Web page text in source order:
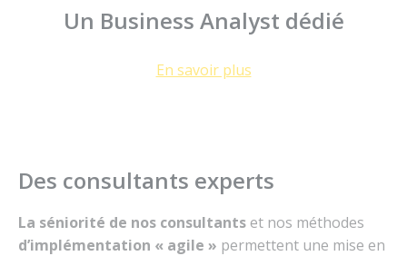
Un Business Analyst dédié
En savoir plus
Des consultants experts
La séniorité de nos consultants et nos méthodes
d’implémentation « agile » permettent une mise en